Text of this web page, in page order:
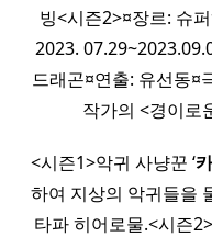
빙​<시즌2>¤장르: 슈
2023.
드래곤¤연출: 유선동¤
작가의 <경이로
<시즌1>악귀 사냥꾼 ‘
하여 지상의 악귀들을
타파 히어로물.<시즌